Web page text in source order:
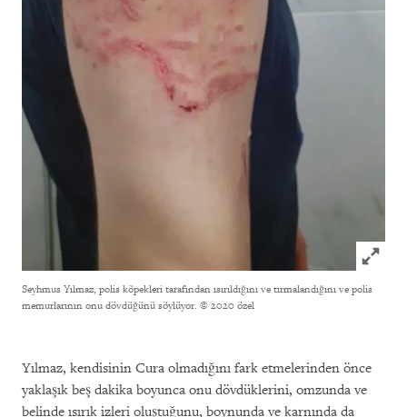
Click
Seyhmus Yılmaz, polis köpekleri tarafından ısırıldığını ve tırmalandığını ve polis
memurlarının onu dövdüğünü söylüyor. © 2020 özel
Yılmaz, kendisinin Cura olmadığını fark etmelerinden önce
yaklaşık beş dakika boyunca onu dövdüklerini, omzunda ve
belinde ısırık izleri oluştuğunu, boynunda ve karnında da